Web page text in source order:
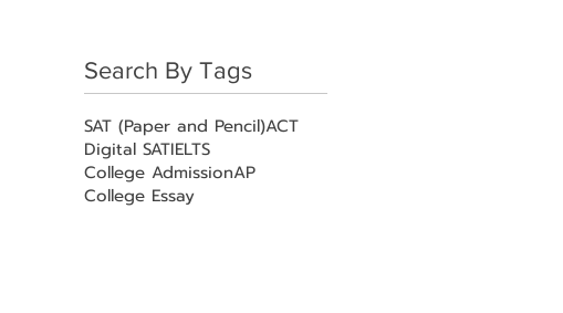
Search By Tags
SAT (Paper and Pencil)ACT
Digital SATIELTS
College AdmissionAP
College Essay